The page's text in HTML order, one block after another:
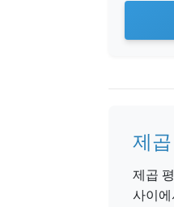
제
제곱
사이